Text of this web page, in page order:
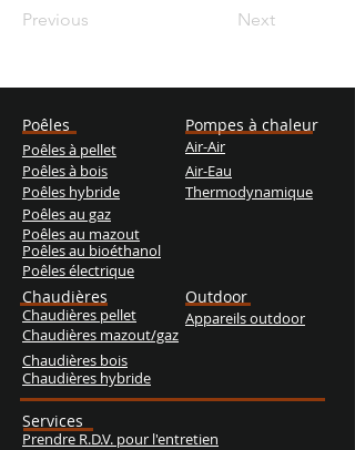
Previous Next
Poêles
Poêles à pellet
Poêles à bois
Poêles hybride
Poêles au gaz
Poêles au mazout
Poêles au bioéthanol
Chaudières
Poêles électrique
Chaudières pellet
Chaudières mazout/gaz
Chaudières bois
Chaudières hybride
Outdoor
Appareils outdoor
Air-Air
Pompes à chaleur
Thermodynamique
Air-Eau
Services
Prendre R.D.V. pour l'entretien